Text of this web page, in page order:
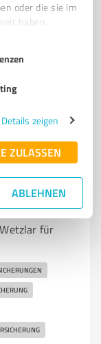
oder die sie im
haben.
Details zeigen
ZULASSEN
ABLEHNEN
für